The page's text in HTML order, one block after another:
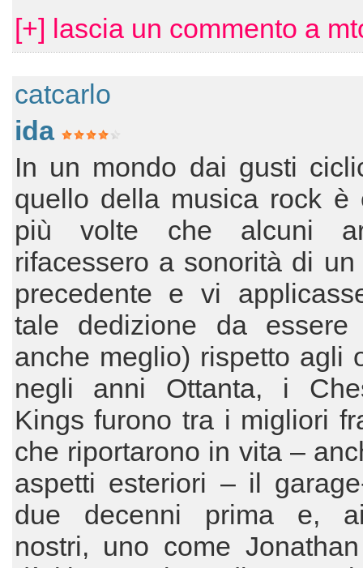
[+] lascia un commento a
catcarlo
ida
In un mondo dai gusti
quello della musica rock è
più volte che alcuni
rifacessero a sonorità di un
precedente e vi
tale dedizione da
anche meglio) rispetto agli
negli anni Ottanta, i
Kings furono tra i migliori
che riportarono in vita –
aspetti esteriori – il
due decenni prima e,
nostri, uno come